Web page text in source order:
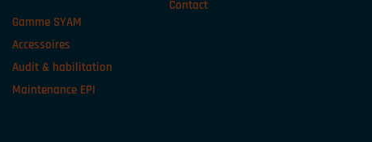
Gamme SYAM
Accessoires
Audit & habilitation
Maintenance EPI
Contact